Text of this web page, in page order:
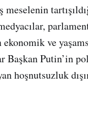
ve
Başkan Putin’in
hoşnutsuzluk